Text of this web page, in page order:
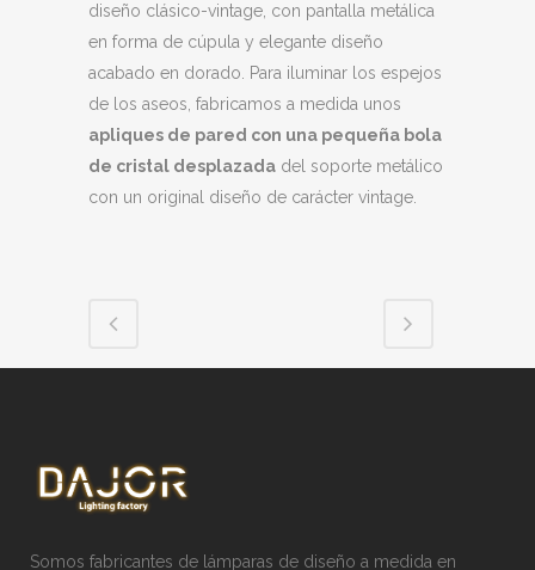
diseño clásico-vintage, con pantalla metálica
en forma de cúpula y elegante diseño
acabado en dorado. Para iluminar los espejos
de los aseos, fabricamos a medida unos
apliques de pared con una pequeña bola
de cristal desplazada del soporte metálico
con un original diseño de carácter vintage.
Somos fabricantes de lámparas de diseño a medida en